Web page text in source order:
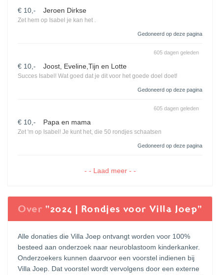
€ 10,- Jeroen Dirkse
Zet hem op Isabel je kan het .
Gedoneerd op deze pagina
€ 10,- Joost, Eveline,Tijn en Lotte
Succes Isabel! Wat goed dat je dit voor het goede doel doet!
605 dagen geleden
Gedoneerd op deze pagina
€ 10,- Papa en mama
Zet 'm op Isabel! Je kunt het, die 50 rondjes schaatsen
605 dagen geleden
Gedoneerd op deze pagina
- - Laad meer - -
Over "2024 | Rondjes voor Villa Joep"
Alle donaties die Villa Joep ontvangt worden voor 100%
besteed aan onderzoek naar neuroblastoom kinderkanker.
Onderzoekers kunnen daarvoor een voorstel indienen bij
Villa Joep. Dat voorstel wordt vervolgens door een externe